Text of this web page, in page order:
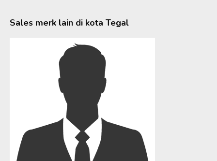
Sales merk lain di kota Tegal